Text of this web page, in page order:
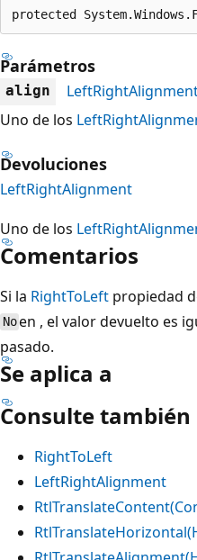
protected
Parámetros
align
Uno de los
Devoluciones
LeftRightAlignment
Uno de los
Comentarios
Si la RightToLeft propiedad
Noen , el valor devuelto es
pasado.
Se aplica a
Consulte también
RightToLeft
LeftRightAlignment